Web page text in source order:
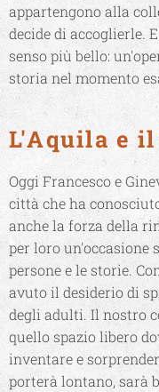
appartengono alla
decide di accoglierle.
senso più bello:
storia nel momento
L'Aquila e
Oggi Francesco e
città che ha
anche la forza della
per loro un'occasione
persone e le storie.
avuto il desiderio di
degli adulti. Il nostro
quello spazio libero
inventare e
porterà lontano, sarà